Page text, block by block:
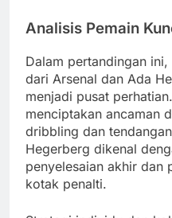
Analisis Pemain
Dalam pertandingan
dari Arsenal dan Ada
menjadi pusat
menciptakan ancaman
dribbling dan
Hegerberg dikenal
penyelesaian akhir dan
kotak penalti.